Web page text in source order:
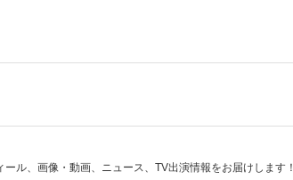
ル、画像・動画、ニュース、TV出演情報をお届けします！